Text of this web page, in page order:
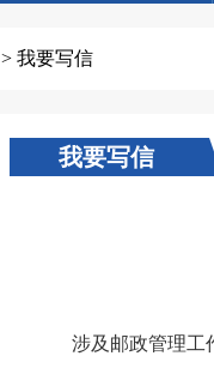
> 我要写信
我要写信
涉及邮政管理工